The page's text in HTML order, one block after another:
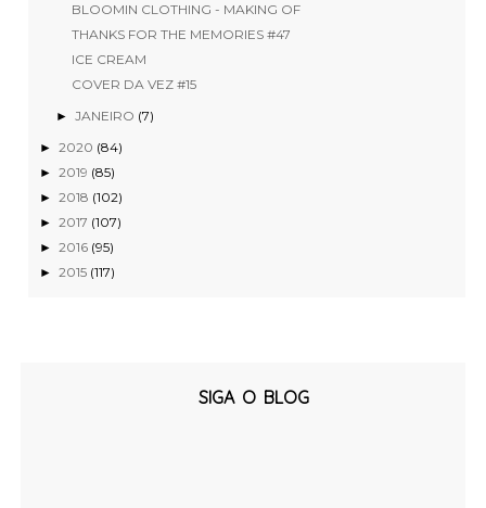
BLOOMIN CLOTHING - MAKING OF
THANKS FOR THE MEMORIES #47
ICE CREAM
COVER DA VEZ #15
► JANEIRO (7)
►2020 (84)
►2019 (85)
►2018 (102)
►2017 (107)
►2016 (95)
►2015 (117)
SIGA O BLOG